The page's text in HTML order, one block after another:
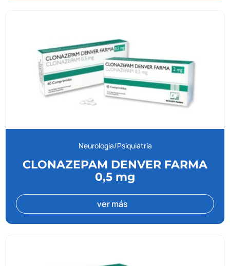
Neurología/Psiquiatría
CLONAZEPAM DENVER FARMA
0,5 mg
ver más